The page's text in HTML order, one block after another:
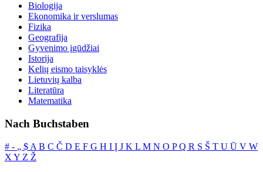
Biologija
Ekonomika ir verslumas
Fizika
Geografija
Gyvenimo įgūdžiai
Istorija
Kelių eismo taisyklės
Lietuvių kalba
Literatūra
Matematika
Nach Buchstaben
# ‐ „ $ A B C Č D E F G H I Į J K L M N O PQ R S Š T U Ū V W
X Y Z Ž